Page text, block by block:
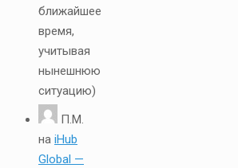
ближайшее
время,
учитывая
нынешнюю
ситуацию)
П.М.
на iHub
Global —